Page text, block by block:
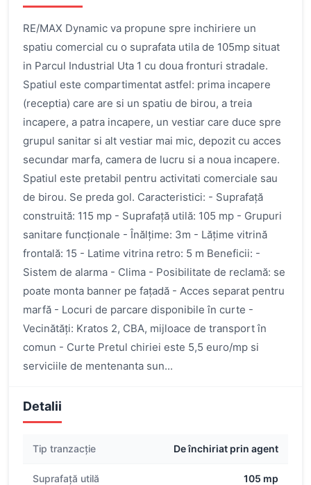
RE/MAX Dynamic va propune spre inchiriere un
spatiu comercial cu o suprafata utila de 105mp situat
in Parcul Industrial Uta 1 cu doua fronturi stradale.
Spatiul este compartimentat astfel: prima incapere
(receptia) care are si un spatiu de birou, a treia
incapere, a patra incapere, un vestiar care duce spre
grupul sanitar si alt vestiar mai mic, depozit cu acces
secundar marfa, camera de lucru si a noua incapere.
Spatiul este pretabil pentru activitati comerciale sau
de birou. Se preda gol. Caracteristici: - Suprafață
construită: 115 mp - Suprafață utilă: 105 mp - Grupuri
sanitare funcționale - Înălțime: 3m - Lățime vitrină
frontală: 15 - Latime vitrina retro: 5 m Beneficii: -
Sistem de alarma - Clima - Posibilitate de reclamă: se
poate monta banner pe fațadă - Acces separat pentru
marfă - Locuri de parcare disponibile în curte -
Vecinătăți: Kratos 2, CBA, mijloace de transport în
comun - Curte Pretul chiriei este 5,5 euro/mp si
serviciile de mentenanta sun...
Detalii
Tip tranzacție De închiriat prin agent
Suprafață utilă 105 mp